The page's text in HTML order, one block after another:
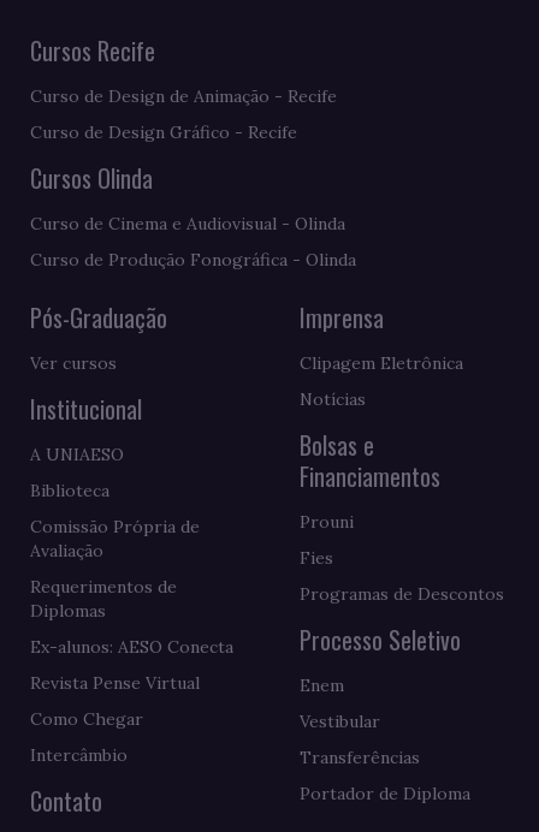
Cursos Recife
Curso de Design de Animação - Recife
Curso de Design Gráfico - Recife
Cursos Olinda
Curso de Cinema e Audiovisual - Olinda
Curso de Produção Fonográfica - Olinda
Pós-Graduação
Ver cursos
Institucional
A UNIAESO
Biblioteca
Comissão Própria de
Avaliação
Requerimentos de
Diplomas
Ex-alunos: AESO Conecta
Revista Pense Virtual
Como Chegar
Intercâmbio
Contato
Imprensa
Clipagem Eletrônica
Notícias
Bolsas e
Financiamentos
Prouni
Fies
Programas de Descontos
Processo Seletivo
Enem
Vestibular
Transferências
Portador de Diploma